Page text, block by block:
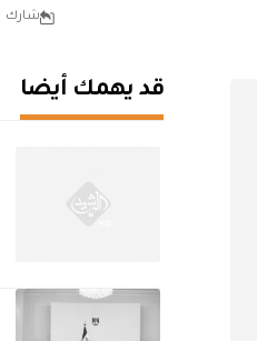
شارك
قد يهمك أيضا